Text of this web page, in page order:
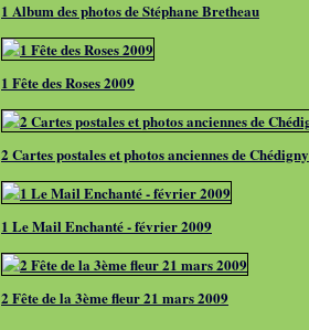
1 Album des photos de Stéphane Bretheau
1 Fête des Roses 2009
2 Cartes postales et photos anciennes de Chédigny
1 Le Mail Enchanté - février 2009
2 Fête de la 3ème fleur 21 mars 2009